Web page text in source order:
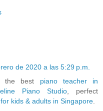
de 2020 a las 5:29 p.m.
the best piano teacher in
Piano Studio, perfect
kids & adults in Singapore.